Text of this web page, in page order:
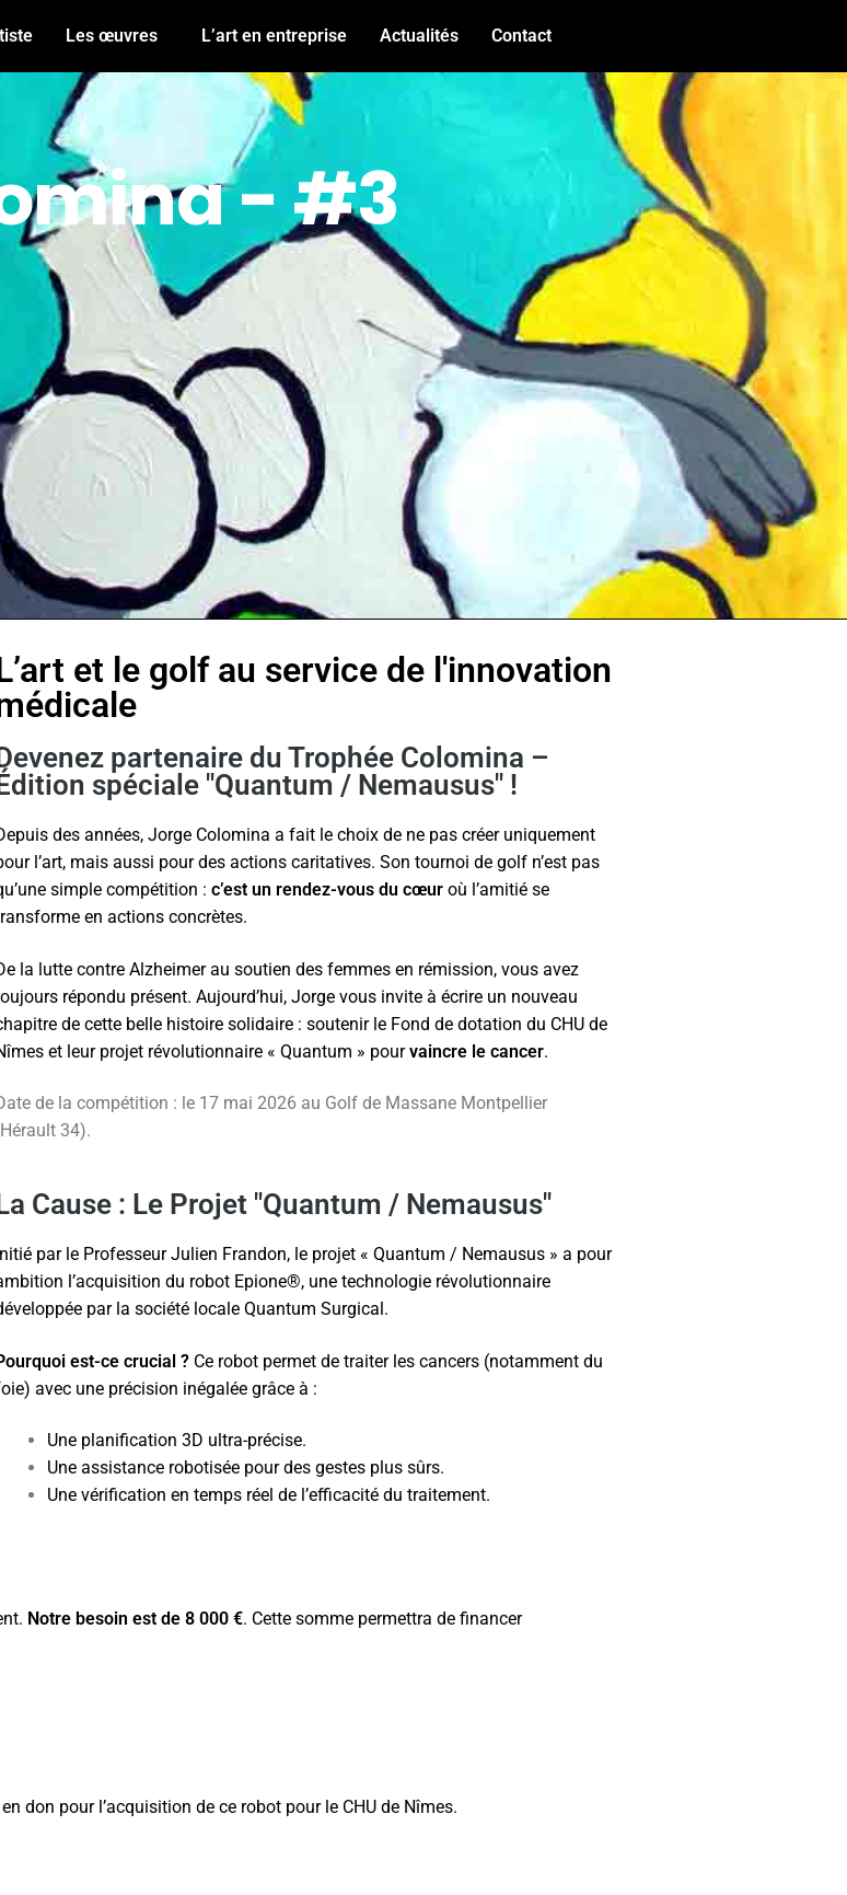
Les œuvres L’art en entreprise Actualités Contact
- #3
et le golf au service de l'innovation
partenaire du Trophée Colomina –
spéciale "Quantum / Nemausus" !
des années, Jorge Colomina a fait le choix de ne pas créer uniquement
l’art, mais aussi pour des actions caritatives. Son tournoi de golf n’est pas
simple compétition :c’est un rendez-vous du cœur où l’amitié se
en actions concrètes.
la lutte contre Alzheimer au soutien des femmes en rémission, vous avez
répondu présent. Aujourd’hui, Jorge vous invite à écrire un nouveau
de cette belle histoire solidaire : soutenir le Fond de dotation du CHU de
et leur projet révolutionnaire « Quantum » pourvaincre le cancer.
de la compétition : le 17 mai 2026 au Golf de Massane Montpellier
34).
Cause : Le Projet "Quantum / Nemausus"
par le Professeur Julien Frandon, le projet « Quantum / Nemausus » a pour
l’acquisition du robot Epione®, une technologie révolutionnaire
par la société locale Quantum Surgical.
est-ce crucial ? Ce robot permet de traiter les cancers (notamment du
avec une précision inégalée grâce à :
Une planification 3D ultra-précise.
Une assistance robotisée pour des gestes plus sûrs.
Une vérification en temps réel de l’efficacité du traitement.
Notre besoin est de 8 000 €. Cette somme permettra de financer
don pour l’acquisition de ce robot pour le CHU de Nîmes.